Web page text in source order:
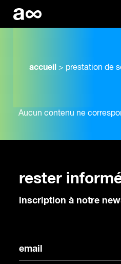
accueil > prestation de
Aucun contenu ne
rester
inscription à notre